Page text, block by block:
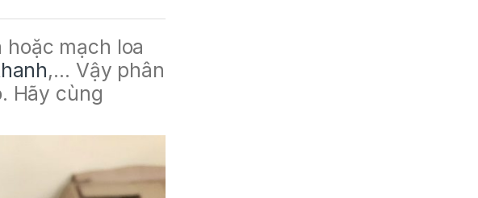
mạch loa
,… Vậy phân
Hãy cùng